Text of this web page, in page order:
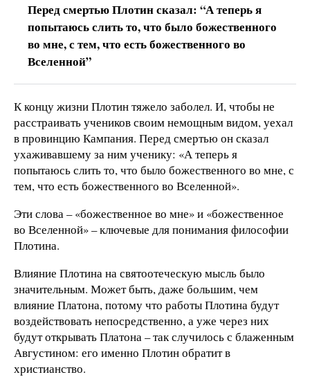
Перед смертью Плотин сказал: “А теперь я
попытаюсь слить то, что было божественного
во мне, с тем, что есть божественного во
Вселенной”
К концу жизни Плотин тяжело заболел. И, чтобы не
расстраивать учеников своим немощным видом, уехал
в провинцию Кампания. Перед смертью он сказал
ухаживавшему за ним ученику: «А теперь я
попытаюсь слить то, что было божественного во мне, с
тем, что есть божественного во Вселенной».
Эти слова – «божественное во мне» и «божественное
во Вселенной» – ключевые для понимания философии
Плотина.
Влияние Плотина на святоотеческую мысль было
значительным. Может быть, даже большим, чем
влияние Платона, потому что работы Плотина будут
воздействовать непосредственно, а уже через них
будут открывать Платона – так случилось с блаженным
Августином: его именно Плотин обратит в
христианство.